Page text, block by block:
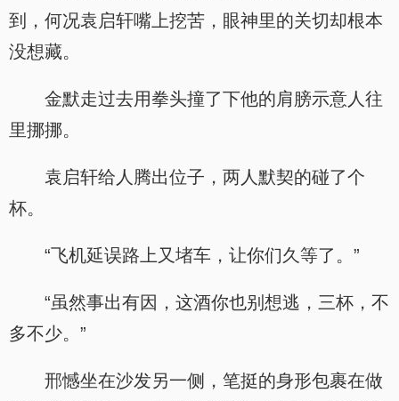
到，何况袁启轩嘴上挖苦，眼神里的关切却根本
没想藏。
金默走过去用拳头撞了下他的肩膀示意人往
里挪挪。
袁启轩给人腾出位子，两人默契的碰了个
杯。
“飞机延误路上又堵车，让你们久等了。”
“虽然事出有因，这酒你也别想逃，三杯，不
多不少。”
邢憾坐在沙发另一侧，笔挺的身形包裹在做